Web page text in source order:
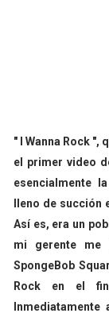
" I Wanna Rock
el primer video
esencialmente
lleno de succión
Así es, era un
mi gerente
SpongeBob
Rock en el